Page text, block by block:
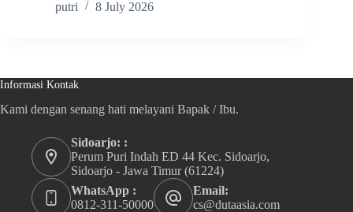
putri
8 July 2026
Informasi Kontak
Kami dengan senang hati melayani Bapak / Ibu.
Sidoarjo: :
Perum Puri Indah ED 44 Kec. Sidoarjo,
Sidoarjo - Jawa Timur (61224)
WhatsApp :
0812-311-50000
Email:
cs@dutaasia.com